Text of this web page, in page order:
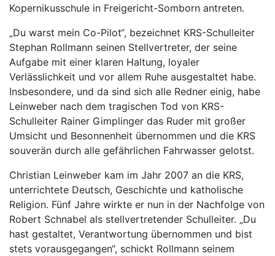
Kopernikusschule in Freigericht-Somborn antreten.
„Du warst mein Co-Pilot“, bezeichnet KRS-Schulleiter
Stephan Rollmann seinen Stellvertreter, der seine
Aufgabe mit einer klaren Haltung, loyaler
Verlässlichkeit und vor allem Ruhe ausgestaltet habe.
Insbesondere, und da sind sich alle Redner einig, habe
Leinweber nach dem tragischen Tod von KRS-
Schulleiter Rainer Gimplinger das Ruder mit großer
Umsicht und Besonnenheit übernommen und die KRS
souverän durch alle gefährlichen Fahrwasser gelotst.
Christian Leinweber kam im Jahr 2007 an die KRS,
unterrichtete Deutsch, Geschichte und katholische
Religion. Fünf Jahre wirkte er nun in der Nachfolge von
Robert Schnabel als stellvertretender Schulleiter. „Du
hast gestaltet, Verantwortung übernommen und bist
stets vorausgegangen“, schickt Rollmann seinem